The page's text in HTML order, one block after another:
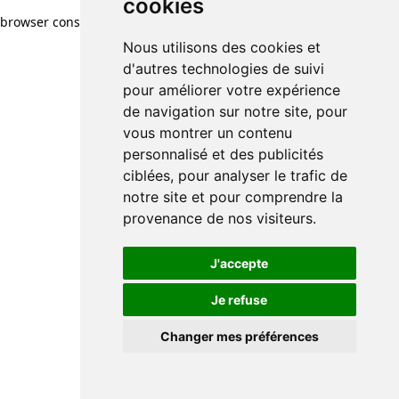
cookies
Nous utilisons des cookies et
d'autres technologies de suivi
pour améliorer votre expérience
de navigation sur notre site, pour
vous montrer un contenu
personnalisé et des publicités
ciblées, pour analyser le trafic de
notre site et pour comprendre la
provenance de nos visiteurs.
J'accepte
Je refuse
Changer mes préférences
browser console for more information)